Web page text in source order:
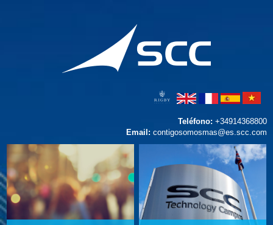
Teléfono: +34914368800
Email: contigosomosmas@es.scc.com